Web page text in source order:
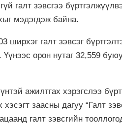
галт зэвсгээ
мэдэгдэж байна.
ширхэг галт зэвсэг
Үүнээс орон нутаг 32,559
ажилтгах хэрэгслээ
заасны дагуу “Галт
галт зэвсгийн